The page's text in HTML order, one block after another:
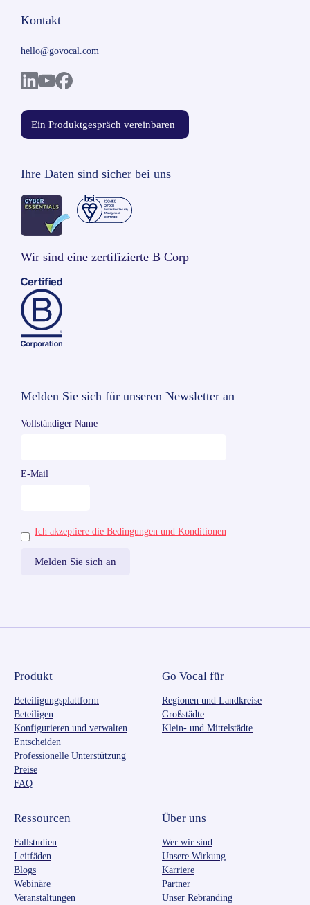
Kontakt
hello@govocal.com
Ein Produktgespräch vereinbaren
Ihre Daten sind sicher bei uns
Wir sind eine zertifizierte B Corp
Melden Sie sich für unseren Newsletter an
Vollständiger Name
E-Mail
Ich akzeptiere die Bedingungen und Konditionen
Produkt
Beteiligungsplattform
Beteiligen
Konfigurieren und verwalten
Entscheiden
Professionelle Unterstützung
Preise
FAQ
Go Vocal für
Regionen und Landkreise
Großstädte
Klein- und Mittelstädte
Ressourcen
Fallstudien
Leitfäden
Blogs
Webinäre
Veranstaltungen
Über uns
Wer wir sind
Unsere Wirkung
Karriere
Partner
Unser Rebranding